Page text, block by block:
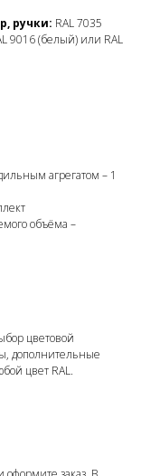
ручки: RAL 7035
9016 (белый) или RAL
агрегатом – 1
объёма –
цветовой
дополнительные
цвет RAL.